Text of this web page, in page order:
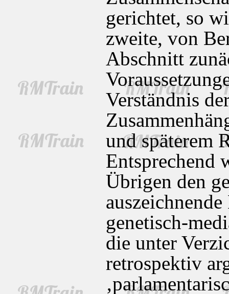
gerichtet, so
zweite, von
Abschnitt
Verständnis
und späterem
Entsprechend
Übrigen den
genetisch-
die unter
retrospektiv